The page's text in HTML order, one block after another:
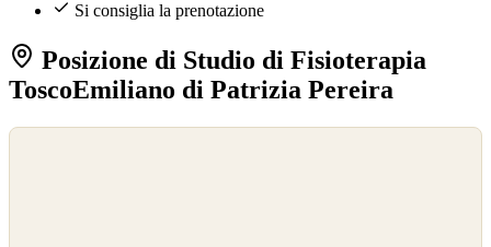
Si consiglia la prenotazione
Posizione di Studio di Fisioterapia
ToscoEmiliano di Patrizia Pereira